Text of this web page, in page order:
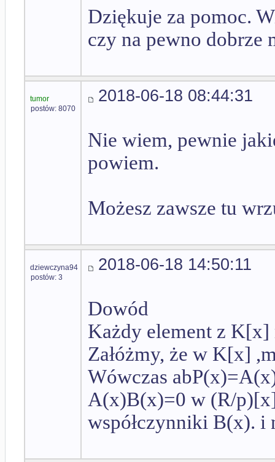
Dziękuje za pomoc.
czy na pewno dobrze
tumor
postów: 8070
2018-06-18 08:44:31
Nie wiem, pewnie
powiem.
Możesz zawsze tu
dziewczyna94
postów: 3
2018-06-18 14:50:11
Dowód
Każdy element z
Załóżmy, że w K[x]
Wówczas
A(x)B(x)=0 w (R/
współczynniki B(x). i